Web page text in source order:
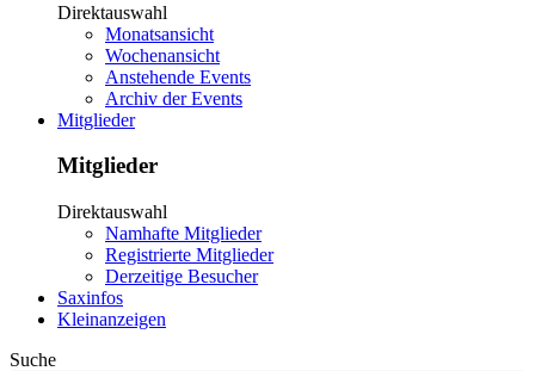
Direktauswahl
Monatsansicht
Wochenansicht
Anstehende Events
Archiv der Events
Mitglieder
Mitglieder
Direktauswahl
Namhafte Mitglieder
Registrierte Mitglieder
Derzeitige Besucher
Saxinfos
Kleinanzeigen
Suche